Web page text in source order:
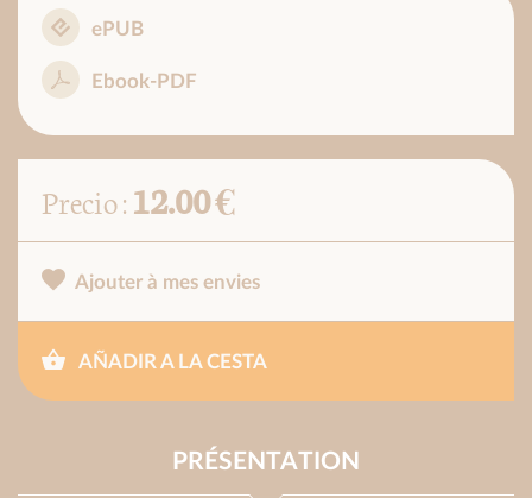
ePUB
Ebook-PDF
Precio :12.00 €
Ajouter à mes envies
AÑADIR A LA CESTA
PRÉSENTATION